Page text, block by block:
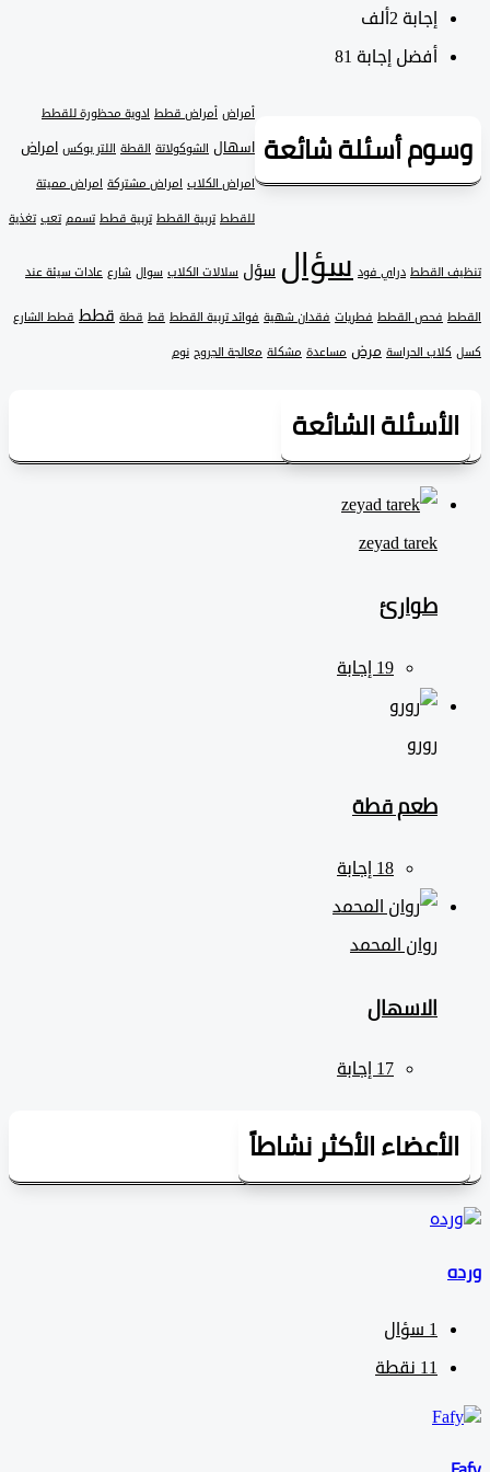
‫إجابة 2ألف
أفضل إجابة 81
أسئلة شائعة
أمراض قطط ادوية محظورة للقطط
اسهال الشوكولاتة القطة اللتر بوكس امراض
امراض الكلاب امراض مشتركة امراض مميتة
تربية القطط تربية قطط تسمم تعب تغذية
القطط دراي فود سؤالسؤل سلالات الكلاب سوال شارع عادات سيئة عند
فحص القطط فطريات فقدان شهية فوائد تربية القطط قط قطة قطط قطط الشارع
الحراسة مرض مساعدة مشكلة معالجة الجروح نوم
الشائعة
zeyad ‎tarek
طوارئ
طعم قطة
روان المحمد
الاسهال
الأكثر نشاطاً
سؤال
نقطة